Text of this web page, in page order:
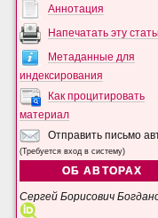
Аннотация
Напечатать эту
Метаданные для
индексирования
Как процитировать
материал
Отправить письмо
(Требуется вход в систему)
ОБ АВТОРАХ
Сергей Борисович